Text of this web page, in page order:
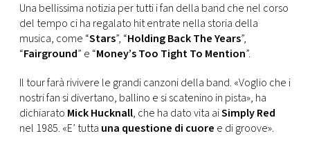
Una bellissima notizia per tutti i fan della band che nel corso
del tempo ci ha regalato hit entrate nella storia della
musica, come “Stars”, “Holding Back The Years”,
“Fairground” e “Money’s Too Tight To Mention”.
Il tour farà rivivere le grandi canzoni della band. «Voglio che i
nostri fan si divertano, ballino e si scatenino in pista», ha
dichiarato Mick Hucknall, che ha dato vita aiSimply Red
nel 1985. «E’ tutta una questione di cuore e di groove».